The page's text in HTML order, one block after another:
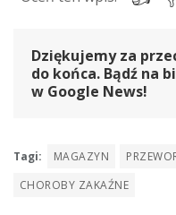
Dziękujemy za
do końca. Bądź na
w Google News!
Tagi: MAGAZYN
CHOROBY ZAKAŹNE